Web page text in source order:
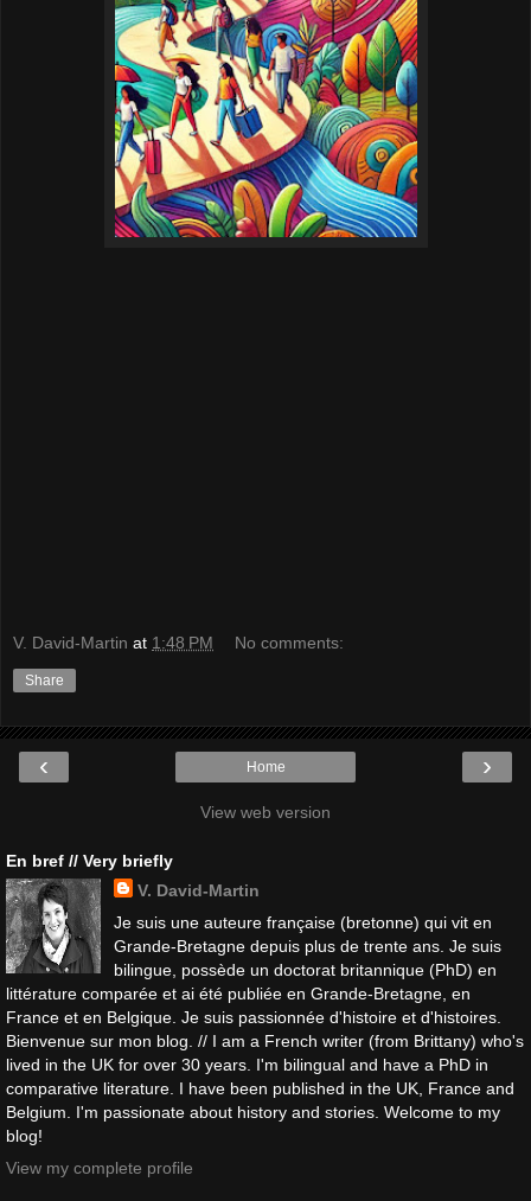
V. David-Martin at 1:48 PM No comments:
Share
‹ ›
Home
View web version
En bref // Very briefly
V. David-Martin
Je suis une auteure française (bretonne) qui vit en
Grande-Bretagne depuis plus de trente ans. Je suis
bilingue, possède un doctorat britannique (PhD) en
littérature comparée et ai été publiée en Grande-Bretagne, en
France et en Belgique. Je suis passionnée d'histoire et d'histoires.
Bienvenue sur mon blog. // I am a French writer (from Brittany) who's
lived in the UK for over 30 years. I'm bilingual and have a PhD in
comparative literature. I have been published in the UK, France and
Belgium. I'm passionate about history and stories. Welcome to my
blog!
View my complete profile